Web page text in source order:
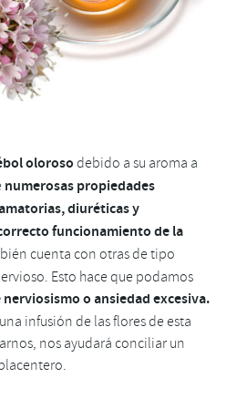
oloroso debido a su aroma a
numerosas propiedades
diuréticas y
funcionamiento de la
cuenta con otras de tipo
Esto hace que podamos
o ansiedad excesiva.
infusión de las flores de esta
nos ayudará conciliar un